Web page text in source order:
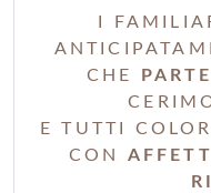
I
CHE
E TUTTI
CON